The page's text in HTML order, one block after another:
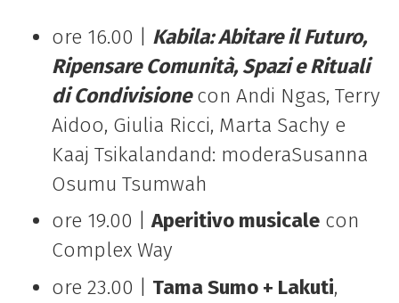
ore 16.00 | Kabila: Abitare il Futuro,
Ripensare Comunità, Spazi e Rituali
di Condivisionecon Andi Ngas, Terry
Aidoo, Giulia Ricci, Marta Sachy e
Kaaj Tsikalandand: moderaSusanna
Osumu Tsumwah
ore 19.00 |Aperitivo musicalecon
Complex Way
ore 23.00 | Tama Sumo + Lakuti,